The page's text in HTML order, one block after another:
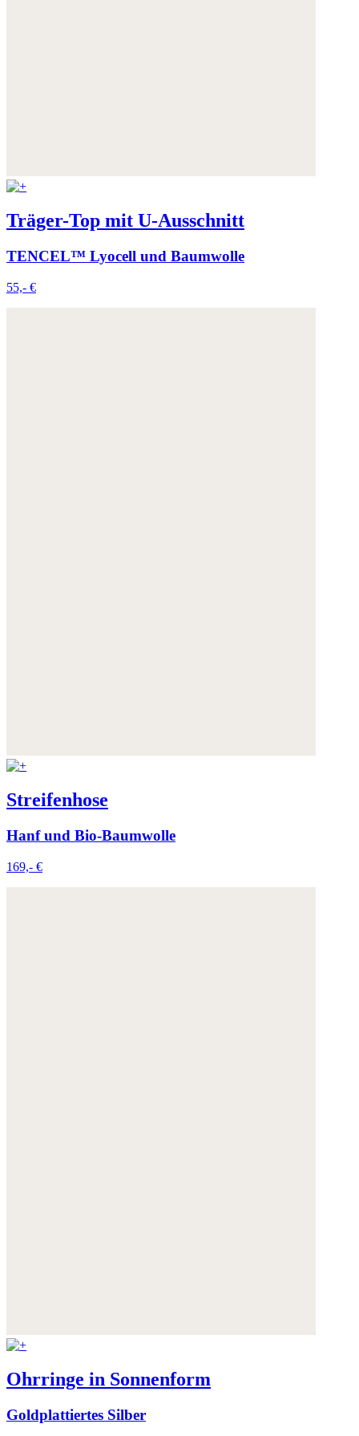
Träger-Top mit U-Ausschnitt
TENCEL™ Lyocell und Baumwolle
55,- €
Streifenhose
Hanf und Bio-Baumwolle
169,- €
Ohrringe in Sonnenform
Goldplattiertes Silber